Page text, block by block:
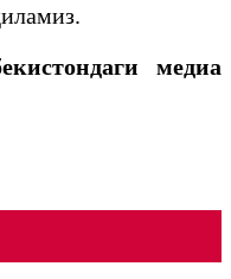
медиа